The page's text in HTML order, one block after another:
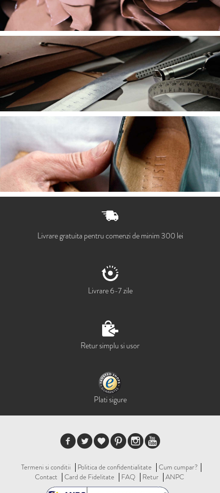
Livrare gratuita pentru comenzi de minim 300 lei
Livrare 6-7 zile
Retur simplu si usor
Plati sigure
Termeni si conditii Politica de confidentialitate
Cum cumpar?
Contact
Card de Fidelitate FAQ Retur ANPC